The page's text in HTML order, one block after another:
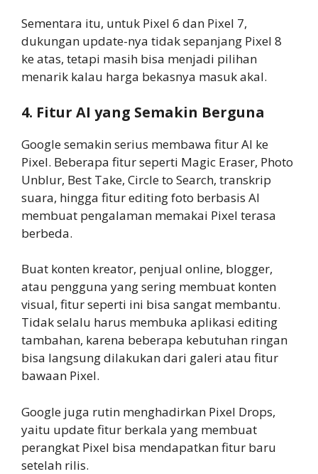
Sementara itu, untuk Pixel 6 dan Pixel 7,
dukungan update-nya tidak sepanjang Pixel 8
ke atas, tetapi masih bisa menjadi pilihan
menarik kalau harga bekasnya masuk akal.
4. Fitur AI yang Semakin Berguna
Google semakin serius membawa fitur AI ke
Pixel. Beberapa fitur seperti Magic Eraser, Photo
Unblur, Best Take, Circle to Search, transkrip
suara, hingga fitur editing foto berbasis AI
membuat pengalaman memakai Pixel terasa
berbeda.
Buat konten kreator, penjual online, blogger,
atau pengguna yang sering membuat konten
visual, fitur seperti ini bisa sangat membantu.
Tidak selalu harus membuka aplikasi editing
tambahan, karena beberapa kebutuhan ringan
bisa langsung dilakukan dari galeri atau fitur
bawaan Pixel.
Google juga rutin menghadirkan Pixel Drops,
yaitu update fitur berkala yang membuat
perangkat Pixel bisa mendapatkan fitur baru
setelah rilis.